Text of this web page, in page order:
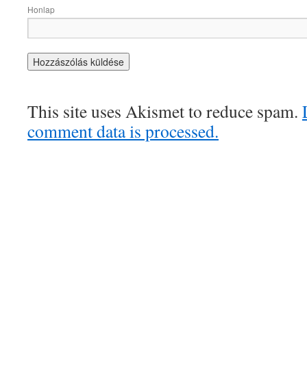
Honlap
This site uses Akismet to reduce spam.
comment data is processed.